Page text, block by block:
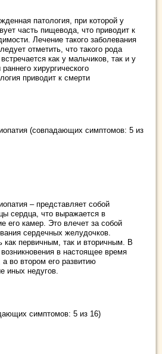
патология, при которой у
часть пищевода, что приводит к
Лечение такого заболевания
отметить, что такого рода
как у мальчиков, так и у
хирургического
приводит к смерти
(совпадающих симптомов: 5 из
– представляет собой
сердца, что выражается в
его камер. Это влечет за собой
сердечных желудочков.
как первичным, так и вторичным. В
в настоящее время
во втором его развитию
иных недугов.
симптомов: 5 из 16)